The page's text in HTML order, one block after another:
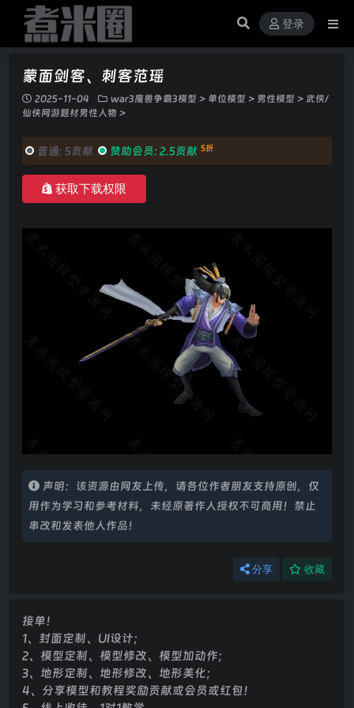
登录
蒙面剑客、刺客范瑶
2025-11-04 war3魔兽争霸3模型 > 单位模型 > 男性模型 > 武侠/
仙侠网游题材男性人物 >
普通: 5贡献 赞助会员: 2.5贡献 5折
获取下载权限
声明：该资源由网友上传，请各位作者朋友支持原创，仅
用作为学习和参考材料，未经原著作人授权不可商用！禁止
串改和发表他人作品！
分享 收藏
接单！
1、封面定制、UI设计；
2、模型定制、模型修改、模型加动作；
3、地形定制、地形修改、地形美化；
4、分享模型和教程奖励贡献或会员或红包！